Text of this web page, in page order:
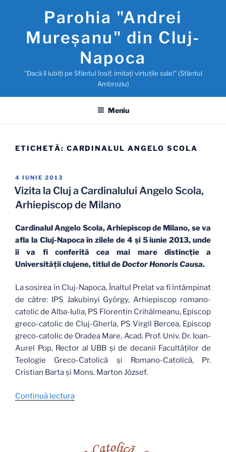
conținut
Parohia "Andrei
Mureşanu" din Cluj-
Napoca
"Dacă îl iubiţi pe Sfântul Iosif, imitaţi virtuţile sale!" (Sfântul
Ambroziu)
Meniu
ETICHETĂ: CARDINALUL ANGELO SCOLA
PUBLICAT
PE
4 IUNIE 2013
Vizita la Cluj a Cardinalului Angelo Scola,
Arhiepiscop de Milano
Cardinalul Angelo Scola, Arhiepiscop de Milano, se va
afla la Cluj-Napoca în zilele de 4 şi 5 iunie 2013, unde
îi va fi conferită cea mai mare distincţie a
Universităţii clujene, titlul deDoctor Honoris Causa.
La sosirea în Cluj-Napoca, Înaltul Prelat va fi întâmpinat
de către: IPS Jakubinyi György, Arhiepiscop romano-
catolic de Alba-Iulia, PS Florentin Crihălmeanu, Episcop
greco-catolic de Cluj-Gherla, PS Virgil Bercea, Episcop
greco-catolic de Oradea Mare, Acad. Prof. Univ. Dr. Ioan-
Aurel Pop, Rector al UBB şi de decanii Facultăţilor de
Teologie Greco-Catolică şi Romano-Catolică, Pr.
Cristian Barta şi Mons. Marton József.
Continuă lectura„Vizita
Cardinalului